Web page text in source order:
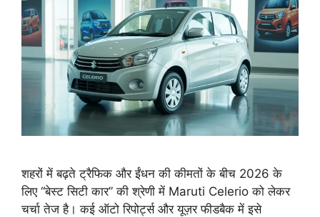
शहरों में बढ़ते ट्रैफिक और ईंधन की कीमतों के बीच 2026 के
लिए “बेस्ट सिटी कार” की श्रेणी में Maruti Celerio को लेकर
चर्चा तेज है। कई ऑटो रिपोर्ट्स और यूज़र फीडबैक में इसे